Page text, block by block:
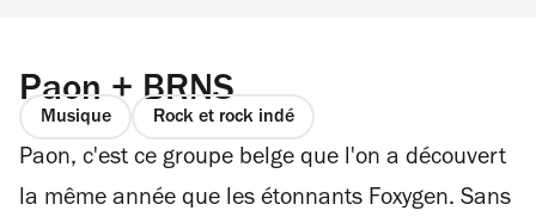
Paon + BRNS
Musique Rock et rock indé
Paon, c'est ce groupe belge que l'on a découvert
la même année que les étonnants Foxygen. Sans